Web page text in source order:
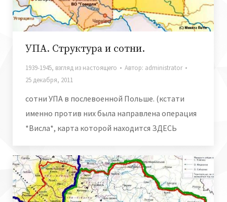
УПА. Структура и сотни.
1939-1945, взгляд из настоящего Автор: administrator
25 декабря, 2011
сотни УПА в послевоенной Польше. (кстати
именно против них была направлена операция
*Висла*, карта которой находится ЗДЕСЬ